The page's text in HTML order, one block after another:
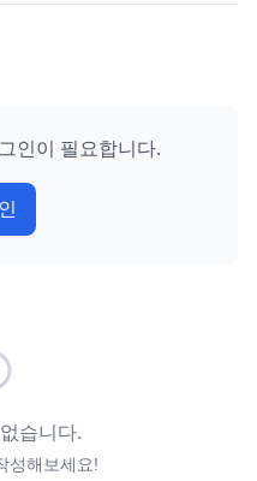
인이 필요합니다.
습니다.
성해보세요!